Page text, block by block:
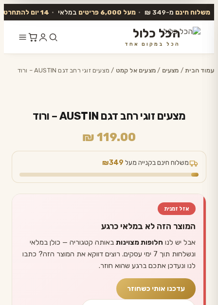
משלוח חינם מ-349 ₪ • מעל 6,000 פריטים במלאי • 14 יום להתחרט
הכל כלול
הכל במקום אחד
לתוכן
עמוד הבית/ מצעים /מצעים אל קמט / מצעים זוגי רחב דגם AUSTIN – ורוד
מצעים זוגי רחב דגם AUSTIN – ורוד
₪ 119.00
משלוח חינם בקנייה מעל ₪349
אזל זמנית
המוצר הזה לא במלאי כרגע
אבל יש לנו חלופות מצוינות באותה קטגוריה — כולן במלאי
ונשלחות תוך 7 ימי עסקים. רוצים דווקא את המוצר הזה? כתבו
לנו ונעדכן אתכם ברגע שהוא חוזר.
עדכנו אותי כשחוזר